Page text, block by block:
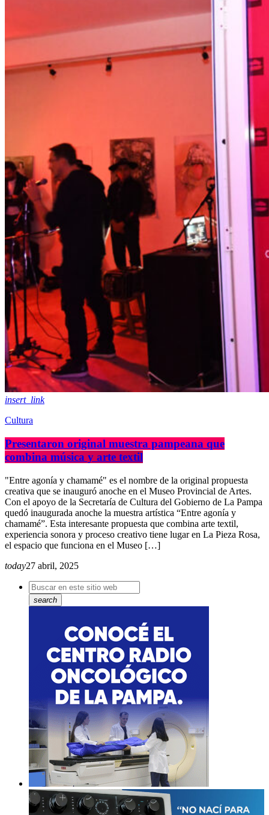
insert_link
Cultura
Presentaron original muestra pampeana que
combina música y arte textil
"Entre agonía y chamamé" es el nombre de la original propuesta
creativa que se inauguró anoche en el Museo Provincial de Artes.
Con el apoyo de la Secretaría de Cultura del Gobierno de La Pampa
quedó inaugurada anoche la muestra artística “Entre agonía y
chamamé”. Esta interesante propuesta que combina arte textil,
experiencia sonora y proceso creativo tiene lugar en La Pieza Rosa,
el espacio que funciona en el Museo […]
today27 abril, 2025
search